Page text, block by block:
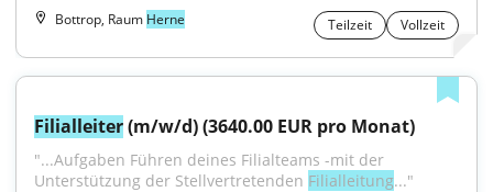
Bottrop, Raum Herne Teilzeit Vollzeit
Filialleiter (m/w/d) (3640.00 EUR pro Monat)
"...Aufgaben Führen deines Filialteams -mit der
Unterstützung der Stellvertretenden Filialleitung..."